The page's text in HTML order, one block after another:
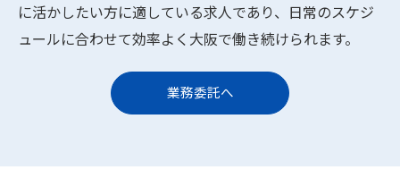
に活かしたい方に適している求人であり、日常のスケジ
ュールに合わせて効率よく大阪で働き続けられます。
業務委託へ